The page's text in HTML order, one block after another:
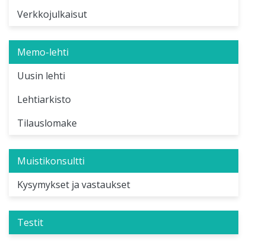
Verkkojulkaisut
Memo-lehti
Uusin lehti
Lehtiarkisto
Tilauslomake
Muistikonsultti
Kysymykset ja vastaukset
Testit